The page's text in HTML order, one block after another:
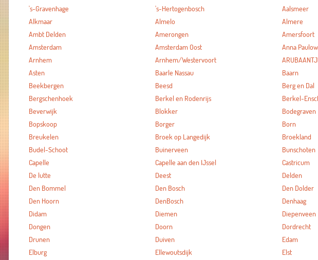
's-Gravenhage 's-Hertogenbosch Aalsmeer
Alkmaar
Almelo Almere
Ambt Delden
Amerongen Amersfoort
Amsterdam
Amsterdam Oost Anna
Arnhem
Arnhem/Westervoort
Asten
Baarle Nassau Baarn
Beekbergen
Beesd Berg en Dal
Bergschenhoek
Berkel en Rodenrijs Berkel-
Beverwijk
Blokker Bodegraven
Bopskoop
Borger Born
Breukelen
Broek op Langedijk Broekland
Budel-Schoot
Buinerveen Bunschoten
Capelle
Capelle aan den IJssel Castricum
De lutte
Deest Delden
Den Bommel
Den Bosch Den Dolder
Den Hoorn
DenBosch Denhaag
Didam
Diemen Diepenveen
Dongen
Doorn Dordrecht
Drunen
Duiven Edam
Elburg
Ellewoutsdijk Elst